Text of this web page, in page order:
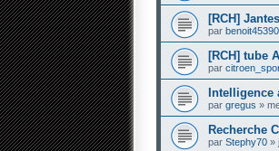
[RCH]
par benoit45390
[RCH] tube
par
Intelligence
par gregus »
Recherche
par Stephy70 »